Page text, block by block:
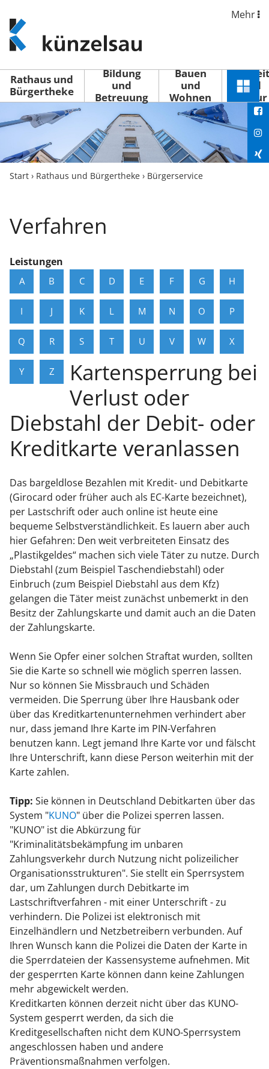
www.kuenzelsau.de
(zur
Startseite)
Mehr
Rathaus und
Bürgertheke
Bildung
und
Betreuung
Bauen
und
Wohnen
Freizeit
und
Kultur
Menü
Start › Rathaus und Bürgertheke › Bürgerservice
Verfahren
Leistungen
A B C D E F G H
I J K L M N O P
Q R S T U V W X
Y Z
Kartensperrung bei
Verlust oder
Diebstahl der Debit- oder
Kreditkarte veranlassen
Das bargeldlose Bezahlen mit Kredit- und Debitkarte
(Girocard oder früher auch als EC-Karte bezeichnet),
per Lastschrift oder auch online ist heute eine
bequeme Selbstverständlichkeit. Es lauern aber auch
hier Gefahren: Den weit verbreiteten Einsatz des
„Plastikgeldes“ machen sich viele Täter zu nutze. Durch
Diebstahl (zum Beispiel Taschendiebstahl) oder
Einbruch (zum Beispiel Diebstahl aus dem Kfz)
gelangen die Täter meist zunächst unbemerkt in den
Besitz der Zahlungskarte und damit auch an die Daten
der Zahlungskarte.
Wenn Sie Opfer einer solchen Straftat wurden, sollten
Sie die Karte so schnell wie möglich sperren lassen.
Nur so können Sie Missbrauch und Schäden
vermeiden. Die Sperrung über Ihre Hausbank oder
über das Kreditkartenunternehmen verhindert aber
nur, dass jemand Ihre Karte im PIN-Verfahren
benutzen kann. Legt jemand Ihre Karte vor und fälscht
Ihre Unterschrift, kann diese Person weiterhin mit der
Karte zahlen.
Tipp: Sie können in Deutschland Debitkarten über das
System "KUNO" über die Polizei sperren lassen.
"KUNO" ist die Abkürzung für
"Kriminalitätsbekämpfung im unbaren
Zahlungsverkehr durch Nutzung nicht polizeilicher
Organisationsstrukturen". Sie stellt ein Sperrsystem
dar, um Zahlungen durch Debitkarte im
Lastschriftverfahren - mit einer Unterschrift - zu
verhindern. Die Polizei ist elektronisch mit
Einzelhändlern und Netzbetreibern verbunden. Auf
Ihren Wunsch kann die Polizei die Daten der Karte in
die Sperrdateien der Kassensysteme aufnehmen. Mit
der gesperrten Karte können dann keine Zahlungen
mehr abgewickelt werden.
Kreditkarten können derzeit nicht über das KUNO-
System gesperrt werden, da sich die
Kreditgesellschaften nicht dem KUNO-Sperrsystem
angeschlossen haben und andere
Präventionsmaßnahmen verfolgen.